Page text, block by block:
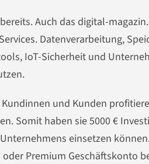
bereits. Auch das digital-
Datenverarbeitung,
IoT-Sicherheit und
und Kunden
Somit haben sie 5000 €
einsetzen
Premium Geschäftskonto